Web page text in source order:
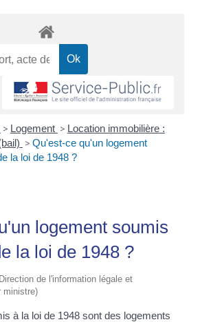
> Logement > Location immobilière :
> Qu'est-ce qu'un logement
la loi de 1948 ?
logement soumis
la loi de 1948 ?
de l'information légale et
ministre)
à la loi de 1948 sont des logements